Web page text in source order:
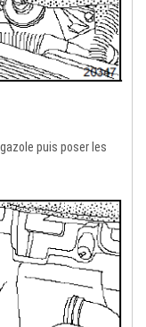
puis poser les